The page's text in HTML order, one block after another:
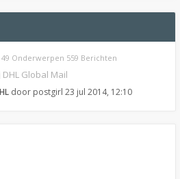
49 Onderwerpen 559 Berichten
Global Mail
door postgirl 23 jul 2014, 12:10